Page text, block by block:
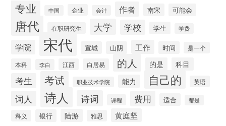
专业 中国 企业 会计 作者 南宋 可能会
唐代 在职研究生 大学 学校 学生 学费
学院 宋代 宣城 山阴 工作 时间
是一个
本科
李白 江西 白居易 的人 的是 科目
考生 考试 职业技术学院 能力 自己的 英语
词人 诗人 诗词 课程 费用 适合 都是
释义 银行 陆游 雅思 黄庭坚